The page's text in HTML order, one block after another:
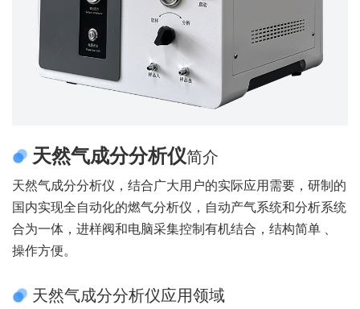
天然气成分分析仪简介
天然气成分分析仪，结合广大用户的实际应用需要，研制的
国内实现全自动化的燃气分析仪，自动产气系统和分析系统
合为一体，进样阀和电脑采集控制有机结合，结构简单 、
操作方便。
天然气成分分析仪应用领域